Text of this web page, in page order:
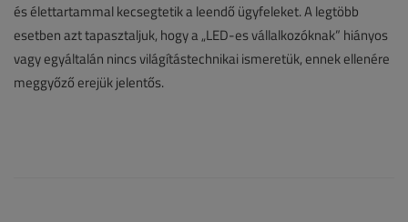
és élettartammal kecsegtetik a leendő ügyfeleket. A legtöbb
esetben azt tapasztaljuk, hogy a „LED-es vállalkozóknak” hiányos
vagy egyáltalán nincs világítástechnikai ismeretük, ennek ellenére
meggyőző erejük jelentős.